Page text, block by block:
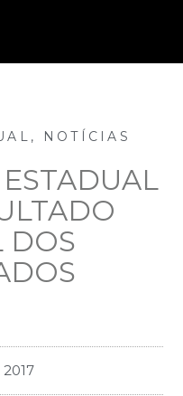
, NOTÍCIAS
DOS
2017